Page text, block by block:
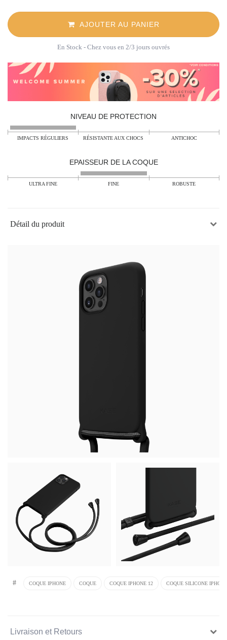
AJOUTER AU PANIER
En Stock - Chez vous en 2/3 jours ouvrés
NIVEAU DE PROTECTION
IMPACTS RÉGULIERS RÉSISTANTE AUX CHOCS ANTICHOC
EPAISSEUR DE LA COQUE
ULTRA FINE FINE ROBUSTE
Détail du produit
# COQUE IPHONE COQUE COQUE IPHONE 12 COQUE SILICONE
Livraison et Retours